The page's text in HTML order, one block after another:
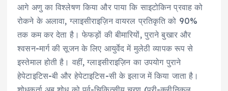
आगे अणु का विश्लेषण किया और पाया कि साइटोकिन प्रवाह को
रोकने के अलावा, ग्लाइसीराइज़िन वायरल प्रतिकृति को 90%
तक कम कर देता है। फेफड़ों की बीमारियों, पुराने बुखार और
श्वसन-मार्ग की सूजन के लिए आयुर्वेद में मुलेठी व्यापक रूप से
इस्तेमाल होती है। वहीं, ग्लाइसीराइज़िन का उपयोग पुराने
हेपेटाइटिस-बी और हेपेटाइटिस-सी के इलाज में किया जाता है।